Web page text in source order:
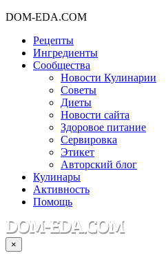
DOM-EDA.COM
Рецепты
Ингредиенты
Сообщества
Новости Кулинарии
Советы
Диеты
Новости сайта
Здоровое питание
Сервировка
Этикет
Авторский блог
Кулинары
Активность
Помощь
×